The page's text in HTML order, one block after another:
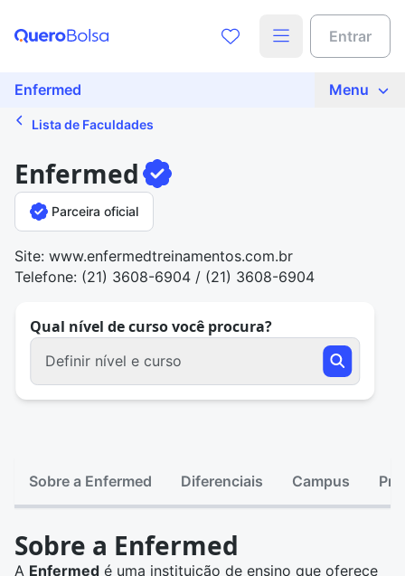
Entrar
Enfermed Menu
Lista de Faculdades
Enfermed
Parceira oficial
Site: www.enfermedtreinamentos.com.br
Telefone: (21) 3608-6904 / (21) 3608-6904
Qual nível de curso você procura?
Definir nível e curso
Sobre a Enfermed Diferenciais Campus
Sobre a Enfermed
A Enfermed é uma instituição de ensino que oferece